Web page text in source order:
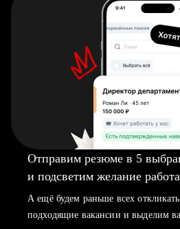
Отправим резюме в 5
и подсветим желание
А ещё будем раньше всех
подходящие вакансии и выделим